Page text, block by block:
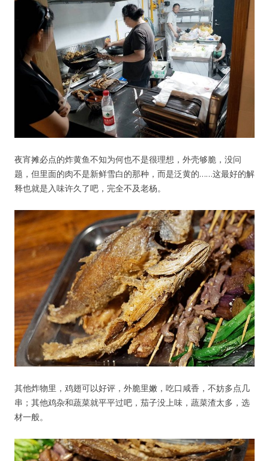
夜宵摊必点的炸黄鱼不知为何也不是很理想，外壳够脆，没问
题，但里面的肉不是新鲜雪白的那种，而是泛黄的……这最好的解
释也就是入味许久了吧，完全不及老杨。
其他炸物里，鸡翅可以好评，外脆里嫩，吃口咸香，不妨多点几
串；其他鸡杂和蔬菜就平平过吧，茄子没上味，蔬菜渣太多，选
材一般。